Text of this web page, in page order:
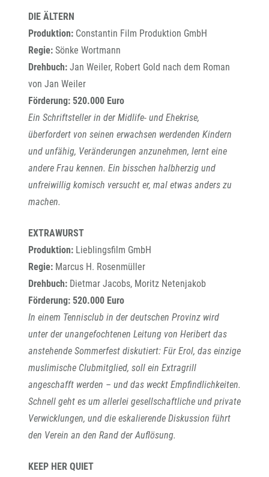
DIE ÄLTERN
Produktion: Constantin Film Produktion GmbH
Regie: Sönke Wortmann
Drehbuch: Jan Weiler, Robert Gold nach dem Roman
von Jan Weiler
Förderung: 520.000 Euro
Ein Schriftsteller in der Midlife- und Ehekrise,
überfordert von seinen erwachsen werdenden Kindern
und unfähig, Veränderungen anzunehmen, lernt eine
andere Frau kennen. Ein bisschen halbherzig und
unfreiwillig komisch versucht er, mal etwas anders zu
machen.
EXTRAWURST
Produktion: Lieblingsfilm GmbH
Regie: Marcus H. Rosenmüller
Drehbuch: Dietmar Jacobs, Moritz Netenjakob
Förderung: 520.000 Euro
In einem Tennisclub in der deutschen Provinz wird
unter der unangefochtenen Leitung von Heribert das
anstehende Sommerfest diskutiert: Für Erol, das einzige
muslimische Clubmitglied, soll ein Extragrill
angeschafft werden – und das weckt Empfindlichkeiten.
Schnell geht es um allerlei gesellschaftliche und private
Verwicklungen, und die eskalierende Diskussion führt
den Verein an den Rand der Auflösung.
KEEP HER QUIET